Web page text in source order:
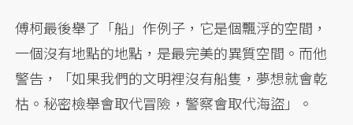
傅柯最後舉了「船」作例子，它是個飄浮的空間，
一個沒有地點的地點，是最完美的異質空間。而他
警告，「如果我們的文明裡沒有船隻，夢想就會乾
枯。秘密檢舉會取代冒險，警察會取代海盜」。